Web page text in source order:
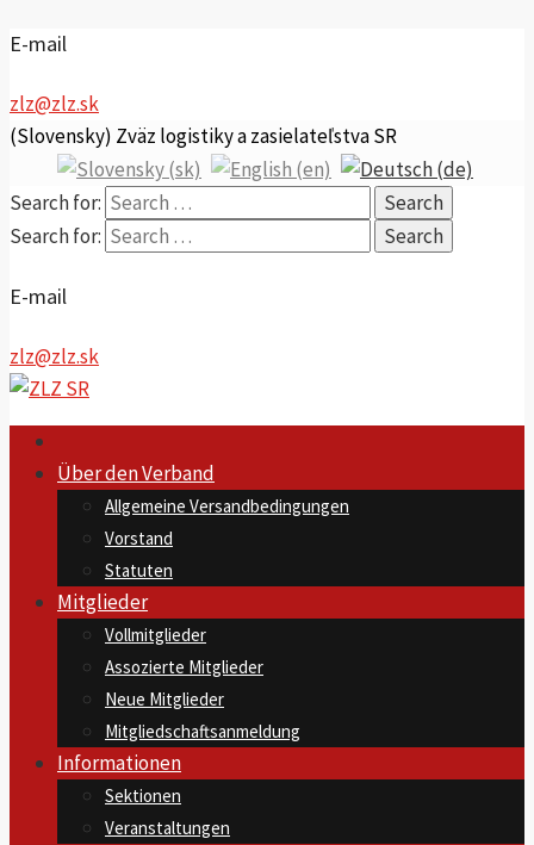
E-mail
zlz@zlz.sk
(Slovensky) Zväz logistiky a zasielateľstva SR
Search for:
Search for:
E-mail
zlz@zlz.sk
Über den Verband
Allgemeine Versandbedingungen
Vorstand
Statuten
Mitglieder
Vollmitglieder
Assozierte Mitglieder
Neue Mitglieder
Mitgliedschaftsanmeldung
Informationen
Sektionen
Veranstaltungen